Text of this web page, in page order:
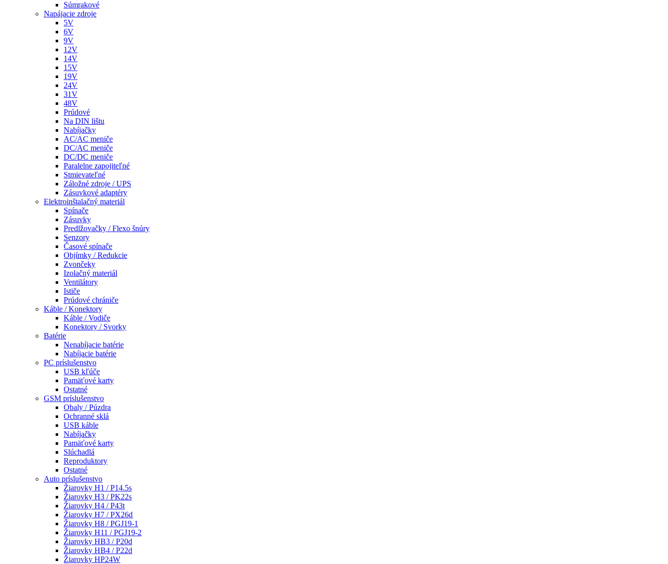
Súmrakové
Napájacie zdroje
5V
6V
9V
12V
14V
15V
19V
24V
31V
48V
Prúdové
Na DIN lištu
Nabíjačky
AC/AC meniče
DC/AC meniče
DC/DC meniče
Paralelne zapojiteľné
Stmievateľné
Záložné zdroje / UPS
Zásuvkové adaptéry
Elektroinštalačný materiál
Spínače
Zásuvky
Predlžovačky / Flexo šnúry
Senzory
Časové spínače
Objímky / Redukcie
Zvončeky
Izolačný materiál
Ventilátory
Ističe
Prúdové chrániče
Káble / Konektory
Káble / Vodiče
Konektory / Svorky
Batérie
Nenabíjacie batérie
Nabíjacie batérie
PC príslušenstvo
USB kľúče
Pamäťové karty
Ostatné
GSM príslušenstvo
Obaly / Púzdra
Ochranné sklá
USB káble
Nabíjačky
Pamäťové karty
Slúchadlá
Reproduktory
Ostatné
Auto príslušenstvo
Žiarovky H1 / P14.5s
Žiarovky H3 / PK22s
Žiarovky H4 / P43t
Žiarovky H7 / PX26d
Žiarovky H8 / PGJ19-1
Žiarovky H11 / PGJ19-2
Žiarovky HB3 / P20d
Žiarovky HB4 / P22d
Žiarovky HP24W